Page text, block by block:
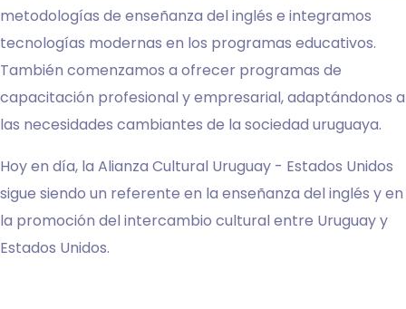
metodologías de enseñanza del inglés e integramos
tecnologías modernas en los programas educativos.
También comenzamos a ofrecer programas de
capacitación profesional y empresarial, adaptándonos a
las necesidades cambiantes de la sociedad uruguaya.
Hoy en día, la Alianza Cultural Uruguay - Estados Unidos
sigue siendo un referente en la enseñanza del inglés y en
la promoción del intercambio cultural entre Uruguay y
Estados Unidos.